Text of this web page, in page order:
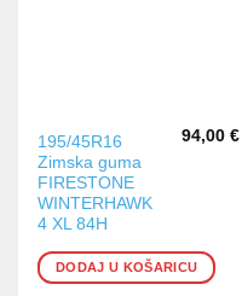
195/45R16
Zimska guma
FIRESTONE
WINTERHAWK
4 XL 84H
94,00 €
DODAJ U KOŠARICU